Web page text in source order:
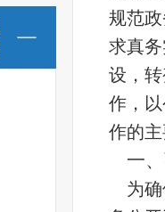
规范
求真
设，
作，
作的
一
为